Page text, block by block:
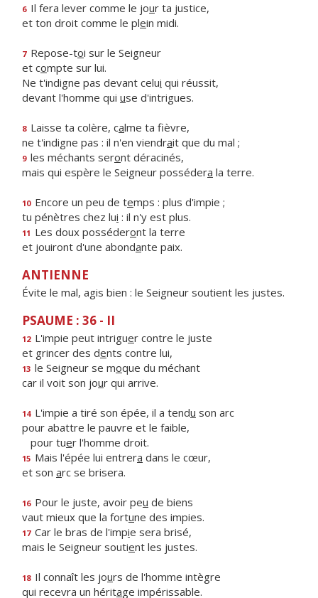
6 Il fera lever comme le jour ta justice,
et ton droit comme le plein midi.
7 Repose-toi sur le Seigneur
et compte sur lui.
Ne t'indigne pas devant celui qui réussit,
devant l'homme qui use d'intrigues.
8 Laisse ta colère, calme ta fièvre,
ne t'indigne pas : il n'en viendrait que du mal ;
9 les méchants seront déracinés,
mais qui espère le Seigneur possédera la terre.
10 Encore un peu de temps : plus d'impie ;
tu pénètres chez lui : il n'y est plus.
11 Les doux posséderont la terre
et jouiront d'une abondante paix.
ANTIENNE
Évite le mal, agis bien : le Seigneur soutient les justes.
PSAUME : 36 - II
12 L'impie peut intriguer contre le juste
et grincer des dents contre lui,
13 le Seigneur se moque du méchant
car il voit son jour qui arrive.
14 L'impie a tiré son épée, il a tendu son arc
pour abattre le pauvre et le faible,
pour tuer l'homme droit.
15 Mais l'épée lui entrera dans le cœur,
et son arc se brisera.
16 Pour le juste, avoir peu de biens
vaut mieux que la fortune des impies.
17 Car le bras de l'impie sera brisé,
mais le Seigneur soutient les justes.
18 Il connaît les jours de l'homme intègre
qui recevra un héritage impérissable.